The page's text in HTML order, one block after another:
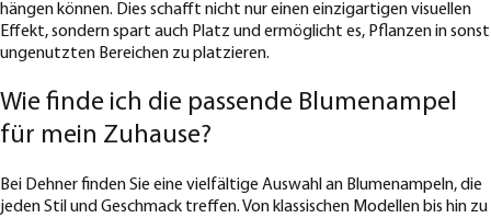
hängen können. Dies schafft nicht nur einen einzigartigen visuellen
Effekt, sondern spart auch Platz und ermöglicht es, Pflanzen in sonst
ungenutzten Bereichen zu platzieren.
Wie finde ich die passende Blumenampel
für mein Zuhause?
Bei Dehner finden Sie eine vielfältige Auswahl an Blumenampeln, die
jeden Stil und Geschmack treffen. Von klassischen Modellen bis hin zu